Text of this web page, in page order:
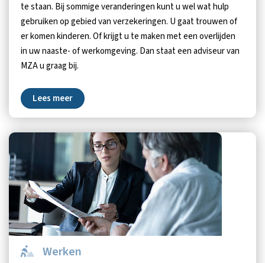
te staan. Bij sommige veranderingen kunt u wel wat hulp
gebruiken op gebied van verzekeringen. U gaat trouwen of
er komen kinderen. Of krijgt u te maken met een overlijden
in uw naaste- of werkomgeving. Dan staat een adviseur van
MZA u graag bij.
Lees meer
Werken